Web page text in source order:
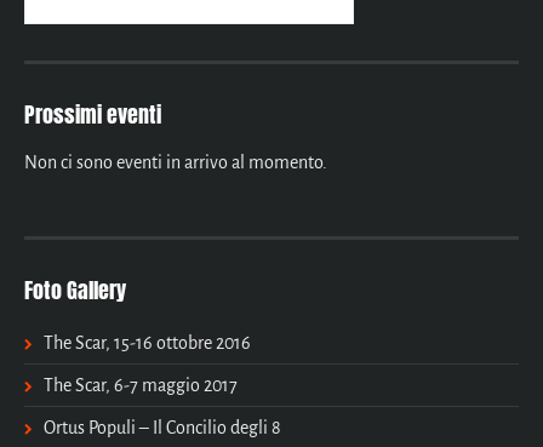
Prossimi eventi
Non ci sono eventi in arrivo al momento.
Foto Gallery
The Scar, 15-16 ottobre 2016
The Scar, 6-7 maggio 2017
Ortus Populi – Il Concilio degli 8